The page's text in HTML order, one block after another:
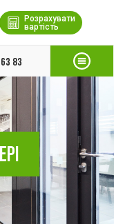
Розрахувати
вартість
83